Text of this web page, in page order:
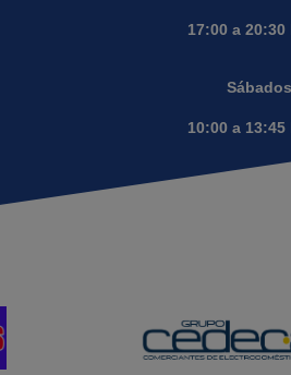
17:00 a 20:30
10:00 a 13:45